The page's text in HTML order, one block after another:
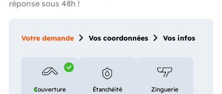
réponse sous 48h !
Votre demande Vos coordonnées Vos infos
Couverture Étanchéité Zinguerie